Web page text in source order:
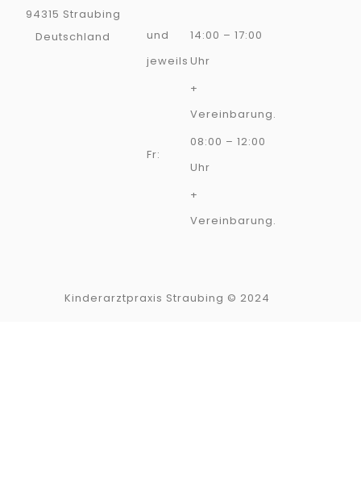
94315 Straubing
Deutschland
und
jeweils
14:00 – 17:00
Uhr
+
Vereinbarung.
Fr:
08:00 – 12:00
Uhr
+
Vereinbarung.
Kinderarztpraxis Straubing © 2024